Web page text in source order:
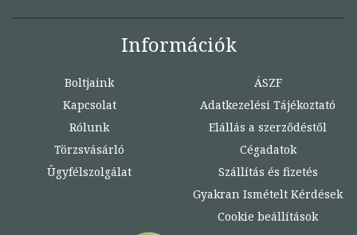
Információk
Boltjaink
Kapcsolat
Rólunk
Törzsvásárló
Ügyfélszolgálat
ÁSZF
Adatkezelési Tájékoztató
Elállás a szerződéstől
Cégadatok
Szállítás és fizetés
Gyakran Ismételt Kérdések
Cookie beállítások